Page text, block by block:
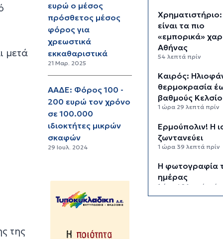
μετά
της
ευρώ ο μέσος
πρόσθετος μέσος
φόρος για
χρεωστικά
εκκαθαριστικά
21 Μαρ. 2025
ΑΑΔΕ: Φόρος 100 -
200 ευρώ τον χρόνο
σε 100.000
ιδιοκτήτες μικρών
σκαφών
29 Ιουλ. 2024
είναι τα πιο
«εμπορικά»
Αθήνας
54 λεπτά πρίν
Καιρός:
θερμοκρασία
βαθμούς
1 ώρα 29 λεπτά πρίν
Ερμούπολιν! Η
ζωντανεύει
1 ώρα 39 λεπτά πρίν
Η φωτογραφία
ημέρας
1 ώρα 49 λεπτά πρίν